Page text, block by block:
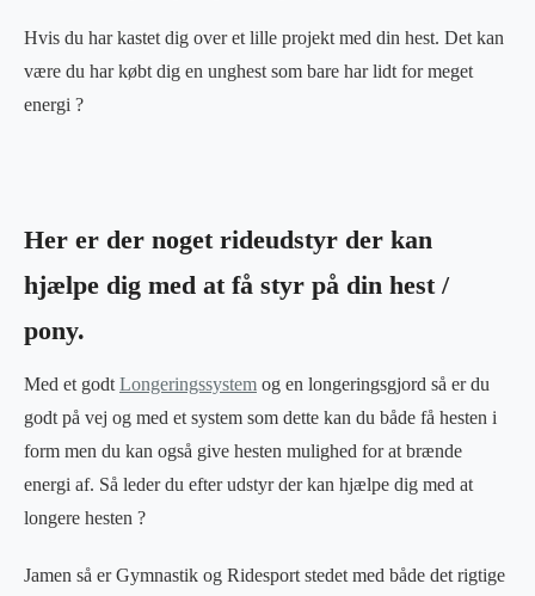
Hvis du har kastet dig over et lille projekt med din hest. Det kan
være du har købt dig en unghest som bare har lidt for meget
energi ?
Her er der noget rideudstyr der kan
hjælpe dig med at få styr på din hest /
pony.
Med et godt Longeringssystem og en longeringsgjord så er du
godt på vej og med et system som dette kan du både få hesten i
form men du kan også give hesten mulighed for at brænde
energi af. Så leder du efter udstyr der kan hjælpe dig med at
longere hesten ?
Jamen så er Gymnastik og Ridesport stedet med både det rigtige